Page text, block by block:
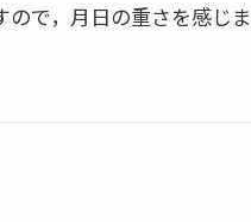
で，月日の重さを感じま